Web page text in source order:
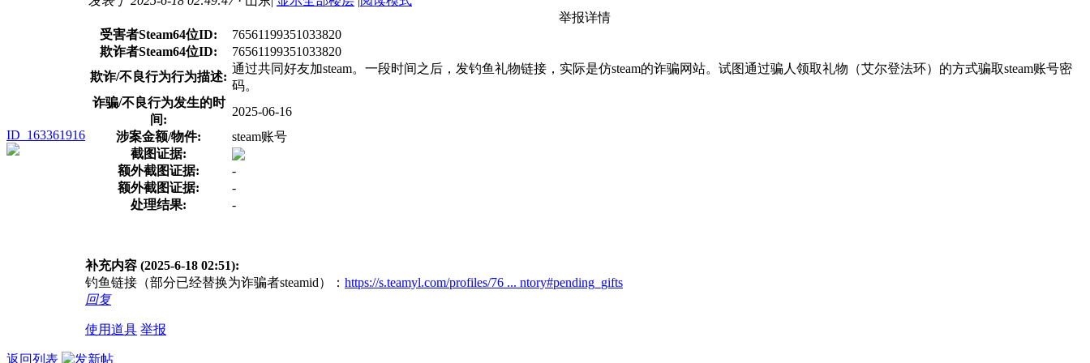
ID_163361916
举报详情
受害者Steam64位ID:
76561199351033820
欺诈者Steam64位ID:
76561199351033820
欺诈/不良行为行为描述:
通过共同好友加steam。一段时间之后，发钓鱼礼物链接，实际是仿steam的诈骗网站。试图通过骗人领取礼物（艾尔登法环）的方式骗取steam账号密
码。
诈骗/不良行为发生的时
间:
2025-06-16
涉案金额/物件:
steam账号
截图证据:
额外截图证据:
-
额外截图证据:
-
处理结果:
-
补充内容 (2025-6-18 02:51):
钓鱼链接（部分已经替换为诈骗者steamid）： https://s.teamyl.com/profiles/76 ... ntory#pending_gifts
回复
使用道具 举报
返回列表